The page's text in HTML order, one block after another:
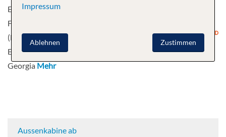
Entspannung auf See - Entspannung auf See -
Falkland Islands (Malvinas) - Falkland Islands
(Malvinas) - Entspannung auf See -
Entspannung auf See - South Georgia - South
Georgia Mehr
Aussenkabine ab
Impressum
Zustimmen
Ablehnen